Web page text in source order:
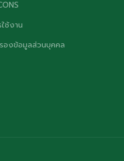
ช้งาน
องข้อมูลส่วนบุคคล